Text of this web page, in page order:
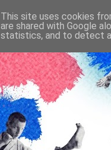
This site uses cookies
are shared with Google
statistics, and to detect